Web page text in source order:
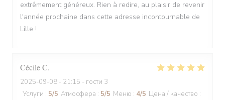
extrêmement généreux. Rien à redire, au plaisir de revenir
l'année prochaine dans cette adresse incontournable de
Lille !
CécileC
2025-09-08 - 21:15 - гости 3
Услуги : 5/5 Атмосфера : 5/5 Меню : 4/5 Цена / качество :